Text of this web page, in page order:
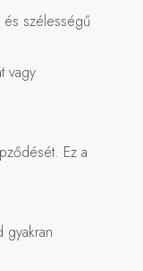
szélességű
vagy
Ez a
gyakran